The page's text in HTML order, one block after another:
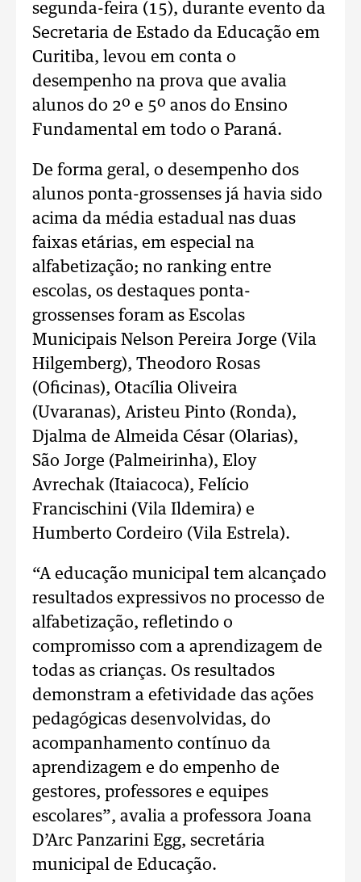
segunda-feira (15), durante evento da
Secretaria de Estado da Educação em
Curitiba, levou em conta o
desempenho na prova que avalia
alunos do 2º e 5º anos do Ensino
Fundamental em todo o Paraná.
De forma geral, o desempenho dos
alunos ponta-grossenses já havia sido
acima da média estadual nas duas
faixas etárias, em especial na
alfabetização; no ranking entre
escolas, os destaques ponta-
grossenses foram as Escolas
Municipais Nelson Pereira Jorge (Vila
Hilgemberg), Theodoro Rosas
(Oficinas), Otacília Oliveira
(Uvaranas), Aristeu Pinto (Ronda),
Djalma de Almeida César (Olarias),
São Jorge (Palmeirinha), Eloy
Avrechak (Itaiacoca), Felício
Francischini (Vila Ildemira) e
Humberto Cordeiro (Vila Estrela).
“A educação municipal tem alcançado
resultados expressivos no processo de
alfabetização, refletindo o
compromisso com a aprendizagem de
todas as crianças. Os resultados
demonstram a efetividade das ações
pedagógicas desenvolvidas, do
acompanhamento contínuo da
aprendizagem e do empenho de
gestores, professores e equipes
escolares”, avalia a professora Joana
D’Arc Panzarini Egg, secretária
municipal de Educação.